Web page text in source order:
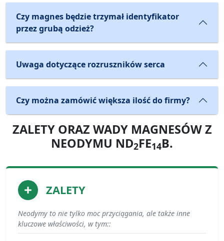
Czy magnes będzie trzymał identyfikator
przez grubą odzież?
Uwaga dotyczące rozruszników serca
Czy można zamówić większa ilość do firmy?
ZALETY ORAZ WADY MAGNESÓW Z
NEODYMU ND2FE14B.
ZALETY
Neodymy to nie tylko moc przyciągania, ale także inne
kluczowe właściwości, w tym::